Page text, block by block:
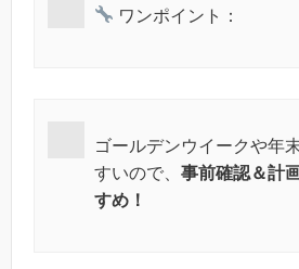
ワンポイント：
ゴールデンウイークや年
すいので、 事前確認＆計
すめ！